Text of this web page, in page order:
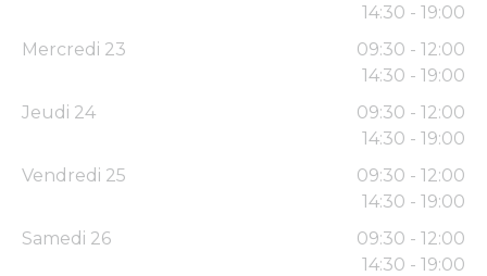
14:30 - 19:00
Mercredi 23
09:30 - 12:00
14:30 - 19:00
Jeudi 24
09:30 - 12:00
14:30 - 19:00
Vendredi 25
09:30 - 12:00
14:30 - 19:00
Samedi 26
09:30 - 12:00
14:30 - 19:00